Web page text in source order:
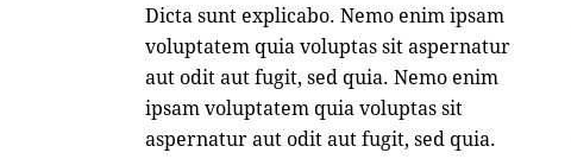
Dicta sunt explicabo. Nemo enim ipsam
voluptatem quia voluptas sit aspernatur
aut odit aut fugit, sed quia. Nemo enim
ipsam voluptatem quia voluptas sit
aspernatur aut odit aut fugit, sed quia.